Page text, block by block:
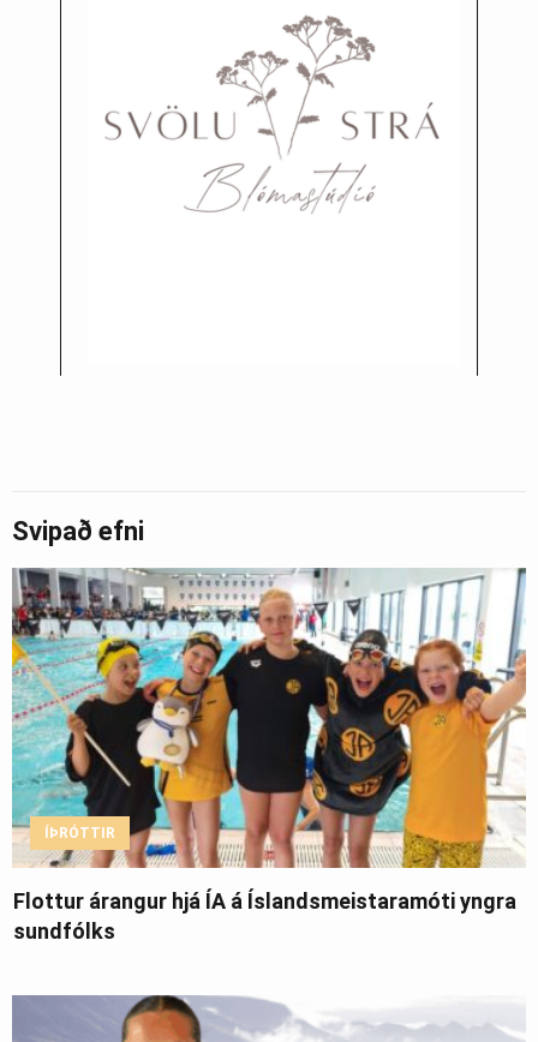
Svipað efni
ÍÞRÓTTIR
Flottur árangur hjá ÍA á Íslandsmeistaramóti yngra
sundfólks